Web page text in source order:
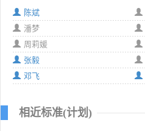
陈斌
潘梦
周莉媛
张毅
邓飞
相近标准(计划)